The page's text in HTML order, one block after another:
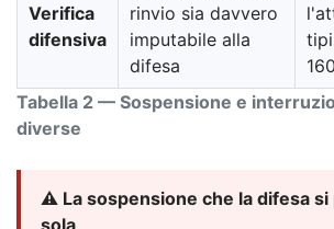
Tabella 2 — Sospensione e
diverse
Verifica
difensiva
rinvio sia davvero
imputabile alla
difesa
160
⚠️ La sospensione che la difesa si
sola